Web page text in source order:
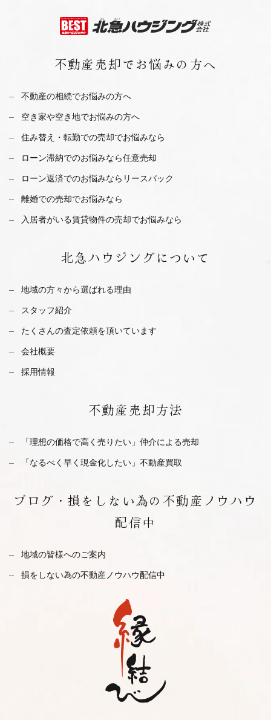
不動産売却で お悩みの方へ
不動産の相続でお悩みの方へ
空き家や空き地でお悩みの方へ
住み替え・転勤での売却でお悩みなら
ローン滞納でのお悩みなら任意売却
ローン返済でのお悩みならリースバック
離婚での売却でお悩みなら
入居者がいる賃貸物件の売却でお悩みなら
北急ハウジングについて
地域の方々から選ばれる理由
スタッフ紹介
たくさんの査定依頼を頂いています
会社概要
採用情報
不動産 売却方法
「理想の価格で高く売りたい」仲介による売却
「なるべく早く現金化したい」不動産買取
ブログ・ 損をしない為の不動産ノウハウ
配信中
地域の皆様へのご案内
損をしない為の不動産ノウハウ配信中